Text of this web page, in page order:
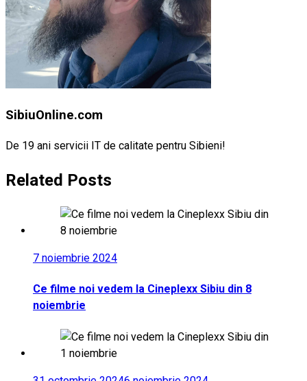
SibiuOnline.com
De 19 ani servicii IT de calitate pentru Sibieni!
Related Posts
7 noiembrie 2024
Ce filme noi vedem la Cineplexx Sibiu din 8
noiembrie